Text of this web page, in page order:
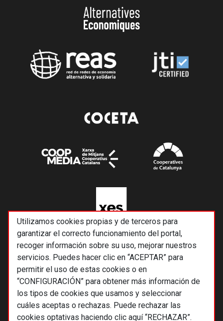
Utilizamos cookies propias y de terceros para
garantizar el correcto funcionamiento del portal,
recoger información sobre su uso, mejorar nuestros
servicios. Puedes hacer clic en “ACEPTAR” para
permitir el uso de estas cookies o en
“CONFIGURACIÓN” para obtener más información de
los tipos de cookies que usamos y seleccionar
cuáles aceptas o rechazas. Puede rechazar las
cookies optativas haciendo clic aquí “RECHAZAR”.